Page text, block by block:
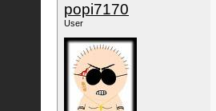
popi7170
User